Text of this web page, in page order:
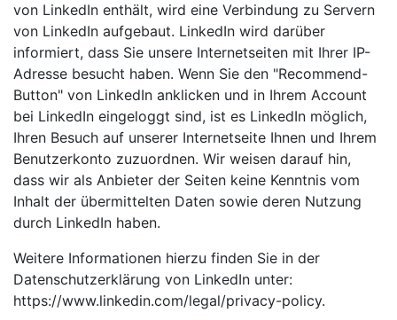
von LinkedIn enthält, wird eine Verbindung zu Servern
von LinkedIn aufgebaut. LinkedIn wird darüber
informiert, dass Sie unsere Internetseiten mit Ihrer IP-
Adresse besucht haben. Wenn Sie den "Recommend-
Button" von LinkedIn anklicken und in Ihrem Account
bei LinkedIn eingeloggt sind, ist es LinkedIn möglich,
Ihren Besuch auf unserer Internetseite Ihnen und Ihrem
Benutzerkonto zuzuordnen. Wir weisen darauf hin,
dass wir als Anbieter der Seiten keine Kenntnis vom
Inhalt der übermittelten Daten sowie deren Nutzung
durch LinkedIn haben.
Weitere Informationen hierzu finden Sie in der
Datenschutzerklärung von LinkedIn unter:
https://www.linkedin.com/legal/privacy-policy.